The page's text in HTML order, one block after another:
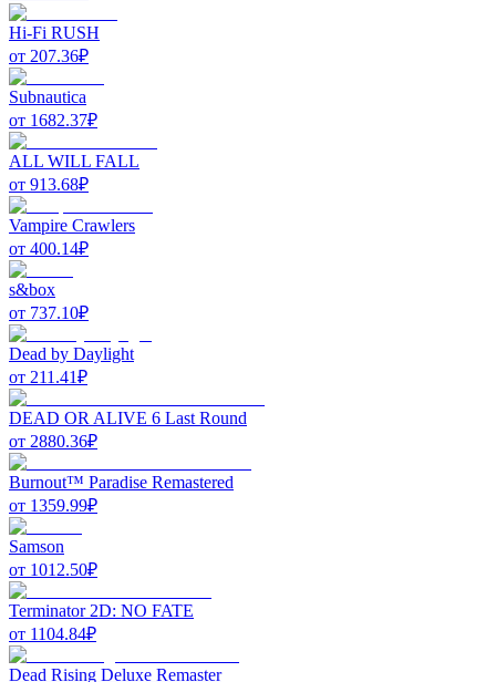
Hi-Fi RUSH
от 207.36₽
Subnautica
от 1682.37₽
ALL WILL FALL
от 913.68₽
Vampire Crawlers
от 400.14₽
s&box
от 737.10₽
Dead by Daylight
от 211.41₽
DEAD OR ALIVE 6 Last Round
от 2880.36₽
Burnout™ Paradise Remastered
от 1359.99₽
Samson
от 1012.50₽
Terminator 2D: NO FATE
от 1104.84₽
Dead Rising Deluxe Remaster